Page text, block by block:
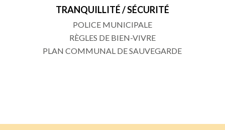
TRANQUILLITÉ / SÉCURITÉ
POLICE MUNICIPALE
RÈGLES DE BIEN-VIVRE
PLAN COMMUNAL DE SAUVEGARDE